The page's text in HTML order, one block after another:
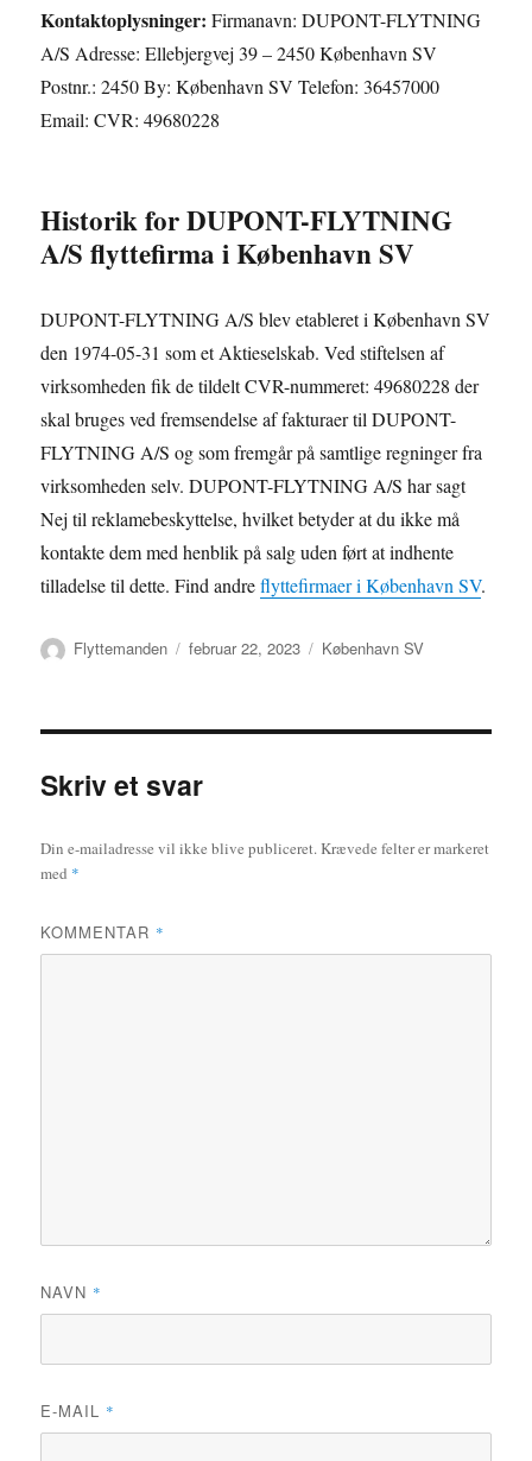
Kontaktoplysninger: Firmanavn: DUPONT-FLYTNING
A/S Adresse: Ellebjergvej 39 – 2450 København SV
Postnr.: 2450 By: København SV Telefon: 36457000
Email: CVR: 49680228
Historik for DUPONT-FLYTNING
A/S flyttefirma i København SV
DUPONT-FLYTNING A/S blev etableret i København SV
den 1974-05-31 som et Aktieselskab. Ved stiftelsen af
virksomheden fik de tildelt CVR-nummeret: 49680228 der
skal bruges ved fremsendelse af fakturaer til DUPONT-
FLYTNING A/S og som fremgår på samtlige regninger fra
virksomheden selv. DUPONT-FLYTNING A/S har sagt
Nej til reklamebeskyttelse, hvilket betyder at du ikke må
kontakte dem med henblik på salg uden ført at indhente
tilladelse til dette. Find andreflyttefirmaer i København SV.
Forfatter
Flyttemanden Udgivet
februar 22, 2023 Kategorier
København SV
Skriv et svar
Din e-mailadresse vil ikke blive publiceret. Krævede felter er markeret
med *
KOMMENTAR *
NAVN *
E-MAIL *